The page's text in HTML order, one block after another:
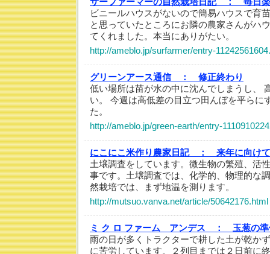
ビニールハウスがないので簡易ハウスで育
と思っていたところにお隣の農家さんがハ
てくれました。本当にありがたい。
http://ameblo.jp/surfarmer/entry-
グリーンアース通信 ：
修正終わり
低い場所は苗が水の中に沈んでしまうし、
い。 今週は高低差の目立つ田んぼを平らに
た。
http://ameblo.jp/green-earth/entry-
にこにこ米作り農家日記 ：
来年に向け
土壌調査をしています。微生物の繁殖、活
事です。土壌調査では、化学的、物理的な
然栽培では、まず地温を測ります。
http://mutsuo.vanva.net/article/50642176.html
ミ ク ロ ファーム アンデス ：
玉葱の
雨の日が多くトラクターで耕した土が乾か
に苦労しています。２列目までは２日前に